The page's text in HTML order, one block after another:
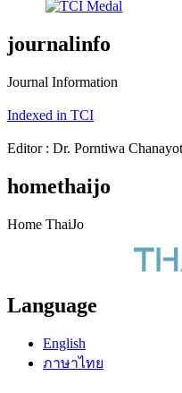
journalinfo
Journal Information
Indexed in TCI
Editor : Dr. Porntiwa
homethaijo
Home ThaiJo
Language
English
ภาษาไทย